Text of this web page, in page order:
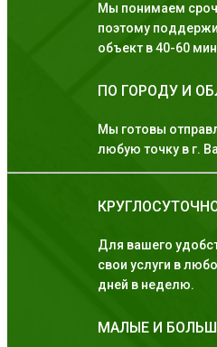
Мы понимаем
поэтому
объект в 40-60
ПО ГОРОДУ И
Мы готовы
любую точку в г.
Для вашего
свои услуги в
дней в неделю.
МАЛЫЕ И